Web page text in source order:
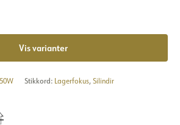
Vis varianter
Stikkord: Lagerfokus, Silindir